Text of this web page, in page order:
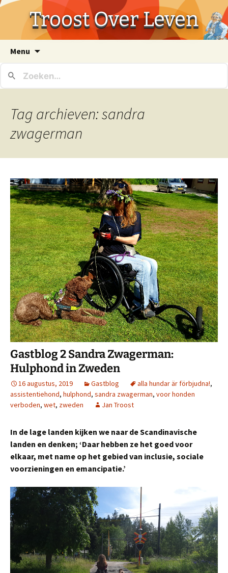
Troost Over Leven
Menu
inhoud
Tag archieven: sandra
zwagerman
Gastblog 2 Sandra Zwagerman:
Hulphond in Zweden
16 augustus, 2019 Gastblog alla hundar är förbjudna!,
assistentiehond, hulphond, sandra zwagerman, voor honden
verboden, wet, zweden Jan Troost
In de lage landen kijken we naar de Scandinavische
landen en denken; ‘Daar hebben ze het goed voor
elkaar, met name op het gebied van inclusie, sociale
voorzieningen en emancipatie.’